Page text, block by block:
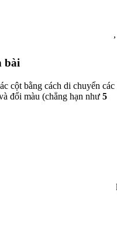
bài
cột bằng cách di chuyển
đổi màu (chẳng hạn như 5